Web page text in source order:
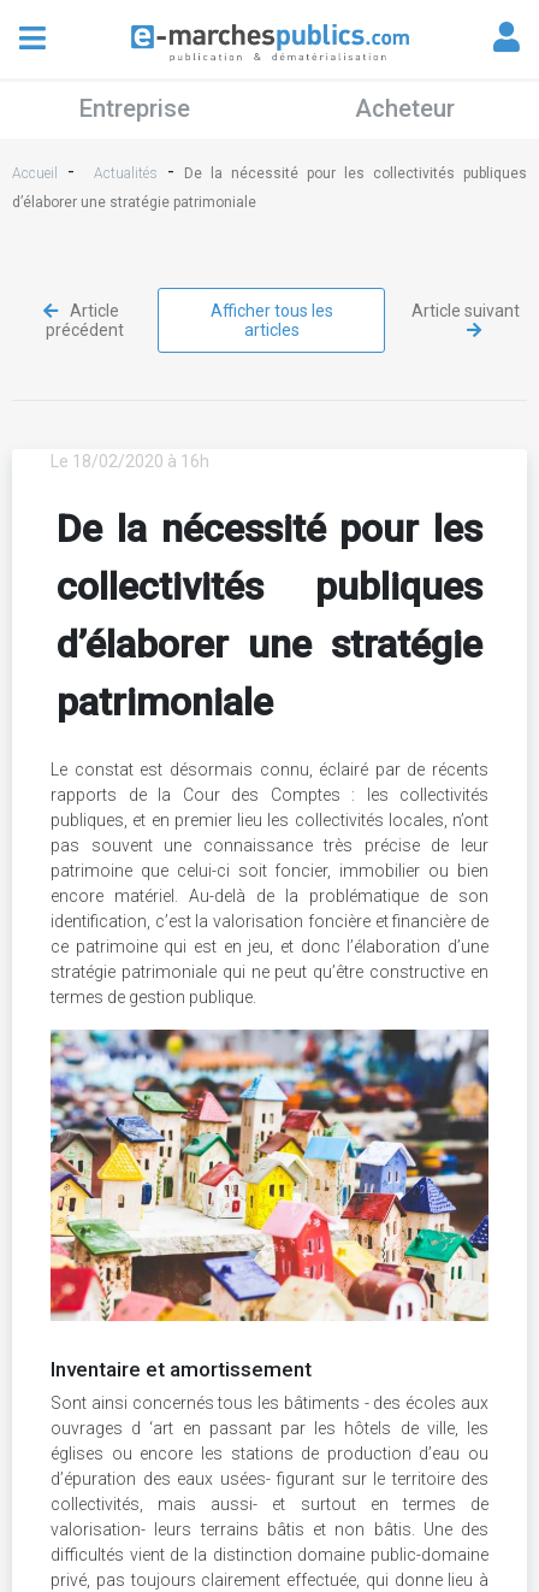
Entreprise Acheteur
Accueil - Actualités -
De la nécessité pour les collectivités publiques
d’élaborer une stratégie patrimoniale
Article
précédent
Afficher tous les
articles
Article suivant
Le 18/02/2020 à 16h
De la nécessité pour les
collectivités publiques
d’élaborer une stratégie
patrimoniale
Le constat est désormais connu, éclairé par de récents
rapports de la Cour des Comptes : les collectivités
publiques, et en premier lieu les collectivités locales, n’ont
pas souvent une connaissance très précise de leur
patrimoine que celui-ci soit foncier, immobilier ou bien
encore matériel. Au-delà de la problématique de son
identification, c’est la valorisation foncière et financière de
ce patrimoine qui est en jeu, et donc l’élaboration d’une
stratégie patrimoniale qui ne peut qu’être constructive en
termes de gestion publique.
Inventaire et amortissement
Sont ainsi concernés tous les bâtiments - des écoles aux
ouvrages d ‘art en passant par les hôtels de ville, les
églises ou encore les stations de production d’eau ou
d’épuration des eaux usées- figurant sur le territoire des
collectivités, mais aussi- et surtout en termes de
valorisation- leurs terrains bâtis et non bâtis. Une des
difficultés vient de la distinction domaine public-domaine
privé, pas toujours clairement effectuée, qui donne lieu à